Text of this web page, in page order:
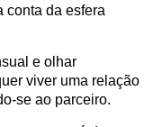
conta da esfera
e olhar
viver uma relação
se ao parceiro.